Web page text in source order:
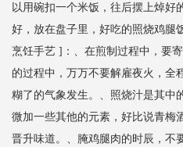
以用碗扣一个米饭，往后摆上焯好
好，放在盘子里，好吃的照烧鸡腿
烹饪手艺 ]：、在煎制过程中，要
的过程中，万万不要解雇夜火，全
糊了的气象发生。、照烧汁是其中
微加一些其他的元素，好比说青梅
晋升味道。、腌鸡腿肉的时辰，不